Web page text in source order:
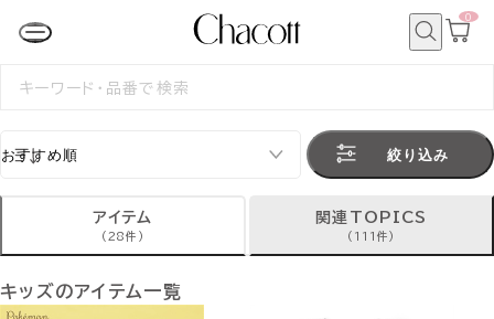
カ
0
検
絞り込み
アイテム
(28件)
関連TOPICS
(111件)
キッズのアイテム一覧